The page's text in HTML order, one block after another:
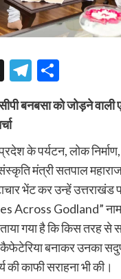
X Telegram
बनबसा को जोड़ने वाली
के पर्यटन, लोक निर्माण,
संस्कृति मंत्री सतपाल
भेंट कर उन्हें उत्तराखंड
Across Godland”
गया है कि किस तरह से
बनाकर उनका
की काफी सराहना भी की।